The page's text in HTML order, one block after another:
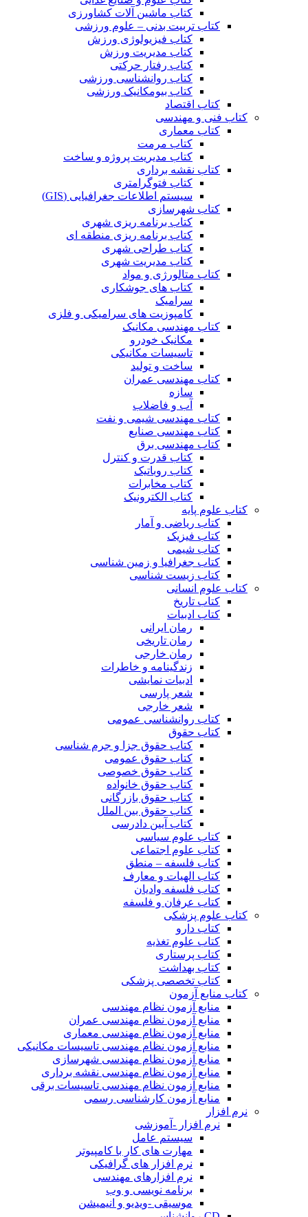
کتاب ماشین آلات کشاورزی
کتاب تربیت بدنی – علوم ورزشی
کتاب فیزیولوژی ورزش
کتاب مدیریت ورزش
کتاب رفتار حرکتی
کتاب روانشناسی ورزشی
کتاب بیومکانیک ورزشی
کتاب اقتصاد
کتاب فنی و مهندسی
کتاب معماری
کتاب مرمت
کتاب مدیریت پروژه و ساخت
کتاب نقشه برداری
کتاب فتوگرامتری
سیستم اطلاعات جغرافیایی (GIS)
کتاب شهرسازی
کتاب برنامه ریزی شهری
کتاب برنامه ریزی منطقه ای
کتاب طراحی شهری
کتاب مدیریت شهری
کتاب متالورژی و مواد
کتاب های جوشکاری
سرامیک
کامپوزیت های سرامیکی و فلزی
کتاب مهندسی مکانیک
مکانیک خودرو
تاسیسات مکانیکی
ساخت و تولید
کتاب مهندسی عمران
سازه
آب و فاضلاب
کتاب مهندسی شیمی و نفت
کتاب مهندسی صنایع
کتاب مهندسی برق
کتاب قدرت و کنترل
کتاب روباتیک
کتاب مخابرات
کتاب الکترونیک
کتاب علوم پایه
کتاب ریاضی و آمار
کتاب فیزیک
کتاب شیمی
کتاب جغرافیا و زمین شناسی
کتاب زیست شناسی
کتاب علوم انسانی
کتاب تاریخ
کتاب ادبیات
رمان ایرانی
رمان تاریخی
رمان خارجی
زندگینامه و خاطرات
ادبیات نمایشی
شعر پارسی
شعر خارجی
کتاب روانشناسی عمومی
کتاب حقوق
کتاب حقوق جزا و جرم شناسی
کتاب حقوق عمومی
کتاب حقوق خصوصی
کتاب حقوق خانواده
کتاب حقوق بازرگانی
کتاب حقوق بین الملل
کتاب آیین دادرسی
کتاب علوم سیاسی
کتاب علوم اجتماعی
کتاب فلسفه – منطق
کتاب الهیات و معارف
کتاب فلسفه وادیان
کتاب عرفان و فلسفه
کتاب علوم پزشکی
کتاب دارو
کتاب علوم تغذیه
کتاب پرستاری
کتاب بهداشت
کتاب تخصصی پزشکی
کتاب منابع آزمون
منابع آزمون نظام مهندسی
منابع آزمون نظام مهندسی عمران
منابع آزمون نظام مهندسی معماری
منابع آزمون نظام مهندسی تاسیسات مکانیکی
منابع آزمون نظام مهندسی شهرسازی
منابع آزمون نظام مهندسی نقشه برداری
منابع آزمون نظام مهندسی تاسیسات برقی
منابع آزمون کارشناسی رسمی
نرم افزار
نرم افزار -آموزشی
سیستم عامل
مهارت های کار با کامپیوتر
نرم افزار های گرافیکی
نرم افزارهای مهندسی
برنامه نویسی و وب
موسیقی -ویدیو و انیمیشن